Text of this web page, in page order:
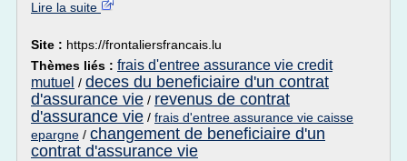
Lire la suite
Site : https://frontaliersfrancais.lu
Thèmes liés : frais d'entree assurance vie credit
mutuel / deces du beneficiaire d'un contrat
d'assurance vie / revenus de contrat
d'assurance vie / frais d'entree assurance vie caisse
epargne / changement de beneficiaire d'un
contrat d'assurance vie